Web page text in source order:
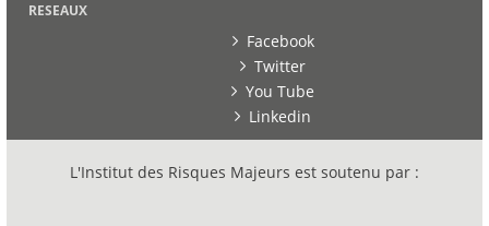
RESEAUX
Facebook
Twitter
You Tube
Linkedin
L'Institut des Risques Majeurs est soutenu par :